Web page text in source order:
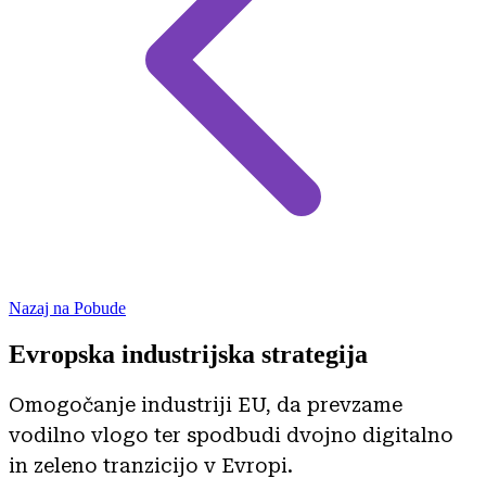
Nazaj na Pobude
Evropska industrijska strategija
Omogočanje industriji EU, da prevzame
vodilno vlogo ter spodbudi dvojno digitalno
in zeleno tranzicijo v Evropi.